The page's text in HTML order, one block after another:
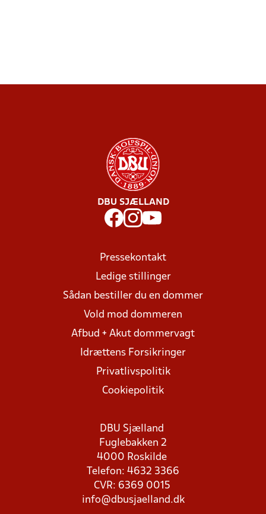
DBU SJÆLLAND
Pressekontakt
Ledige stillinger
Sådan bestiller du en dommer
Vold mod dommeren
Afbud + Akut dommervagt
Idrættens Forsikringer
Privatlivspolitik
Cookiepolitik
DBU Sjælland
Fuglebakken 2
4000 Roskilde
Telefon: 4632 3366
CVR: 6369 0015
info@dbusjaelland.dk